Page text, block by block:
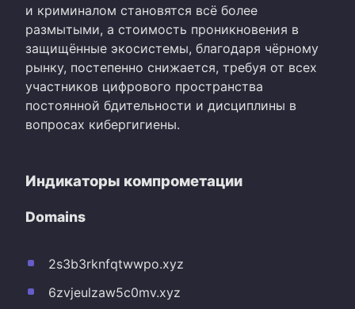
и криминалом становятся всё более
размытыми, а стоимость проникновения в
защищённые экосистемы, благодаря чёрному
рынку, постепенно снижается, требуя от всех
участников цифрового пространства
постоянной бдительности и дисциплины в
вопросах кибергигиены.
Индикаторы компрометации
Domains
2s3b3rknfqtwwpo.xyz
6zvjeulzaw5c0mv.xyz